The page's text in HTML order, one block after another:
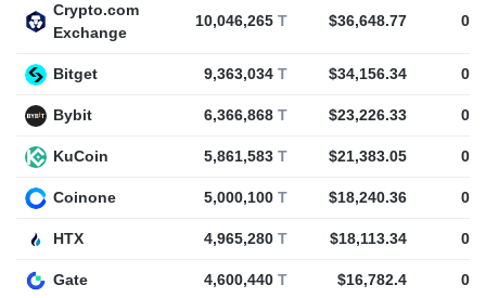
Crypto.com
Exchange
10,046,265 T $36,648.77 0
Bitget 9,363,034 T $34,156.34 0
Bybit 6,366,868 T $23,226.33 0
KuCoin 5,861,583 T $21,383.05 0
Coinone 5,000,100 T $18,240.36 0
HTX 4,965,280 T $18,113.34 0
Gate 4,600,440 T $16,782.4 0